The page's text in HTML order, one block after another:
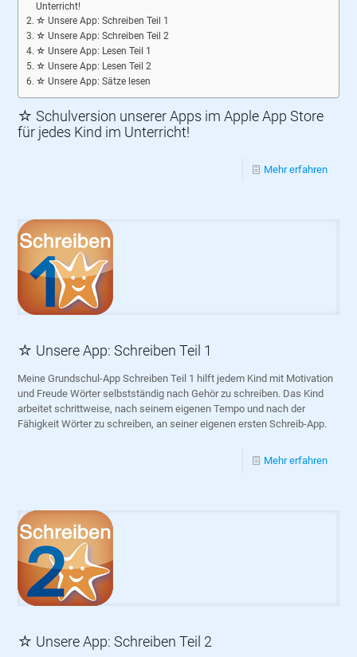
Unterricht!
☆ Unsere App: Schreiben Teil 1
☆ Unsere App: Schreiben Teil 2
☆ Unsere App: Lesen Teil 1
☆ Unsere App: Lesen Teil 2
☆ Unsere App: Sätze lesen
☆ Schulversion unserer Apps im Apple App Store
für jedes Kind im Unterricht!
Mehr erfahren
☆ Unsere App: Schreiben Teil 1
Meine Grundschul-App Schreiben Teil 1 hilft jedem Kind mit Motivation
und Freude Wörter selbstständig nach Gehör zu schreiben. Das Kind
arbeitet schrittweise, nach seinem eigenen Tempo und nach der
Fähigkeit Wörter zu schreiben, an seiner eigenen ersten Schreib-App.
Mehr erfahren
☆ Unsere App: Schreiben Teil 2